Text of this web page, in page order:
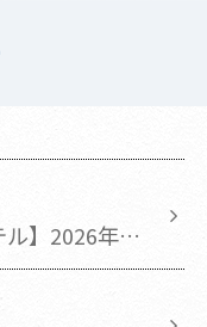
ル】​2026年8
アウト時間が